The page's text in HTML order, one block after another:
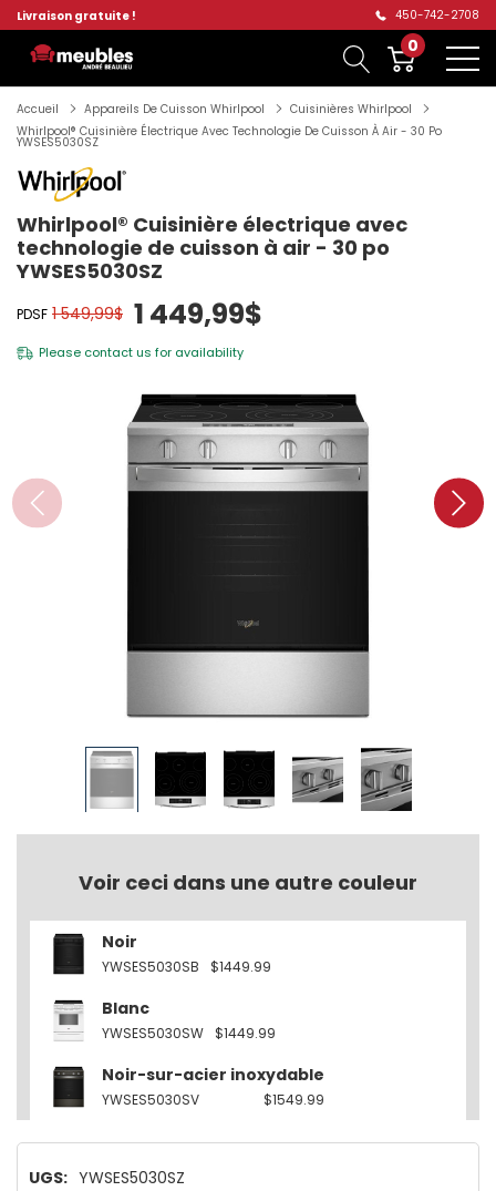
Livraison gratuite ! 450-742-2708
0
Accueil Appareils De Cuisson Whirlpool
Cuisinières Whirlpool
Whirlpool® Cuisinière Électrique Avec Technologie De Cuisson À Air - 30 Po
YWSES5030SZ
Whirlpool® Cuisinière électrique avec
technologie de cuisson à air - 30 po
YWSES5030SZ
PDSF 1 549,99$ 1 449,99$
Please contact us for availability
Voir ceci dans une autre couleur
Noir
YWSES5030SB $1449.99
Blanc
YWSES5030SW $1449.99
Noir-sur-acier inoxydable
YWSES5030SV $1549.99
UGS: YWSES5030SZ